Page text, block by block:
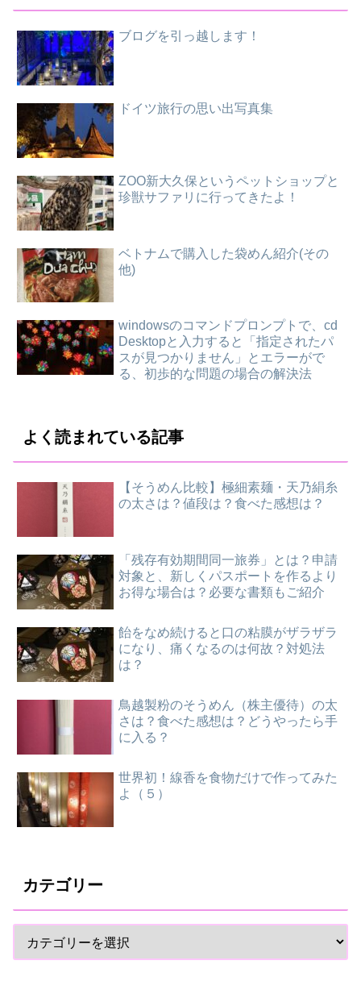
ブログを引っ越します！
ドイツ旅行の思い出写真集
ZOO新大久保というペットショップと
珍獣サファリに行ってきたよ！
ベトナムで購入した袋めん紹介(その
他)
windowsのコマンドプロンプトで、cd
Desktopと入力すると「指定されたパ
スが見つかりません」とエラーがで
る、初歩的な問題の場合の解決法
よく読まれている記事
【そうめん比較】極細素麺・天乃絹糸
の太さは？値段は？食べた感想は？
「残存有効期間同一旅券」とは？申請
対象と、新しくパスポートを作るより
お得な場合は？必要な書類もご紹介
飴をなめ続けると口の粘膜がザラザラ
になり、痛くなるのは何故？対処法
は？
鳥越製粉のそうめん（株主優待）の太
さは？食べた感想は？どうやったら手
に入る？
世界初！線香を食物だけで作ってみた
よ（５）
カテゴリー